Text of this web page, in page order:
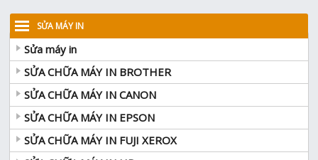
SỬA MÁY IN
Sửa máy in
SỬA CHỮA MÁY IN BROTHER
SỬA CHỮA MÁY IN CANON
SỬA CHỮA MÁY IN EPSON
SỬA CHỮA MÁY IN FUJI XEROX